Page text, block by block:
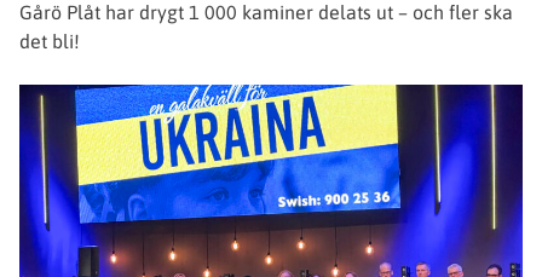
Gårö Plåt har drygt 1 000 kaminer delats ut – och fler ska
det bli!